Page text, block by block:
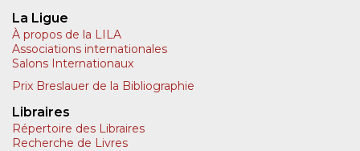
La Ligue
À propos de la LILA
Associations internationales
Salons Internationaux
Prix Breslauer de la Bibliographie
Libraires
Répertoire des Libraires
Recherche de Livres